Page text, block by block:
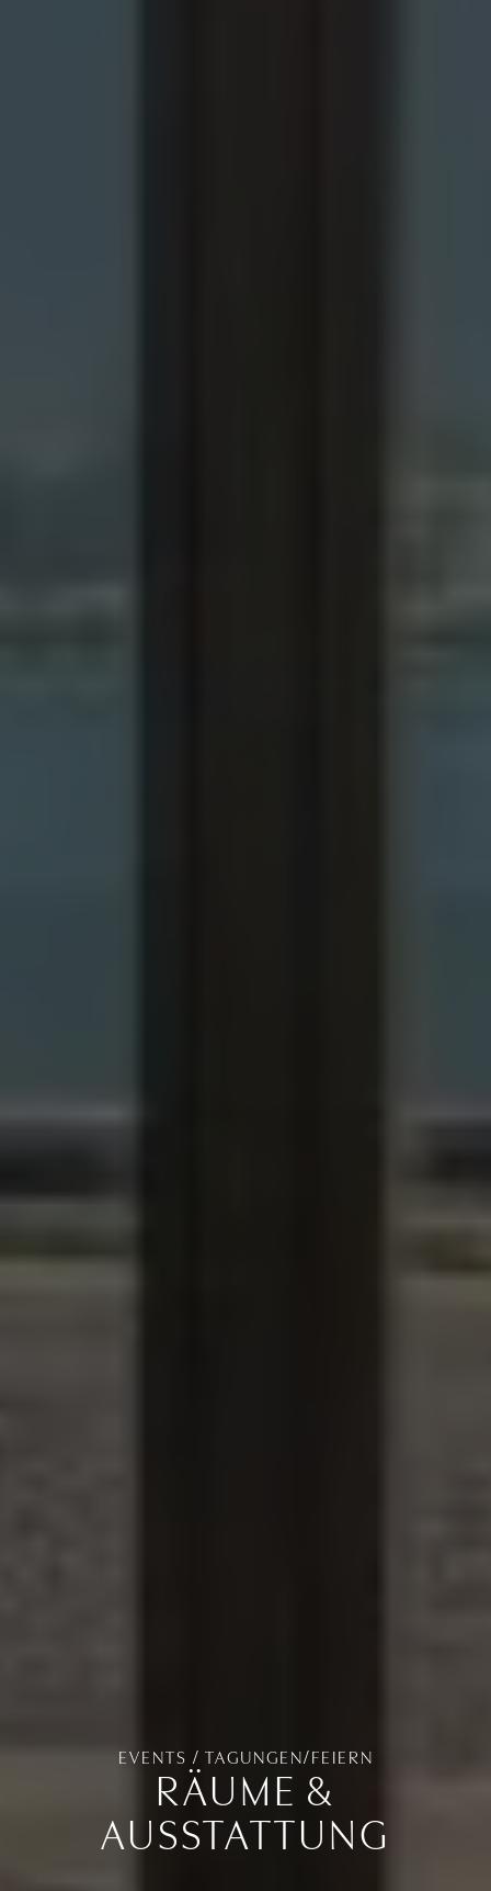
EVENTS / TAGUNGEN/FEIERN
RÄUME &
AUSSTATTUNG